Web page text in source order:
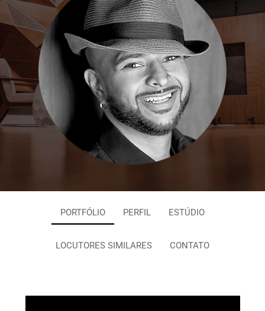
PORTFÓLIO PERFIL ESTÚDIO
LOCUTORES SIMILARES CONTATO